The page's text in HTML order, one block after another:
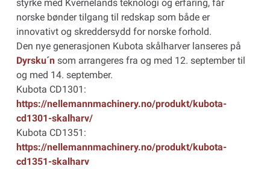
styrke med Kvernelands teknologi og erfaring, får
norske bønder tilgang til redskap som både er
innovativt og skreddersydd for norske forhold.
Den nye generasjonen Kubota skålharver lanseres på
Dyrsku´nsom arrangeres fra og med 12. september til
og med 14. september.
Kubota CD1301:
https://nellemannmachinery.no/produkt/kubota-
cd1301-skalharv/
Kubota CD1351:
https://nellemannmachinery.no/produkt/kubota-
cd1351-skalharv